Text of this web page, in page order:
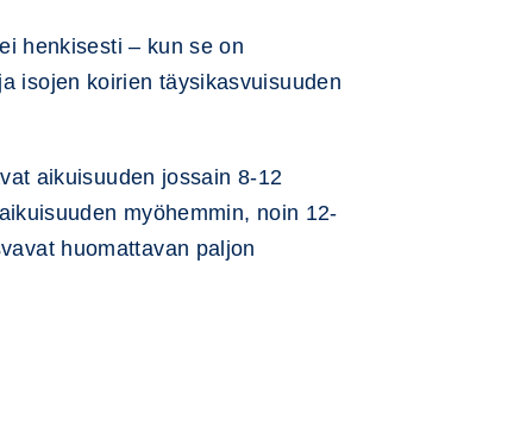
henkisesti – kun se on
isojen koirien täysikasvuisuuden
aikuisuuden jossain 8-12
myöhemmin, noin 12-
huomattavan paljon